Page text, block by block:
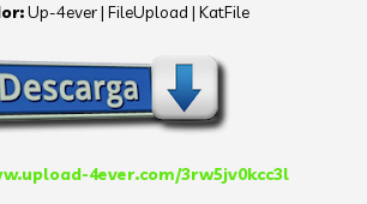
Up-4ever | FileUpload | KatFile
4ever.com/3rw5jv0kcc3l